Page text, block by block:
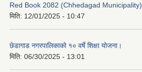
Red Book 2082 (Chhedagad Municipality)
मिति: 12/01/2025 - 10:47
छेडागाड नगरपालिकाको १० वर्षे शिक्षा योजना।
मिति: 06/30/2025 - 13:01